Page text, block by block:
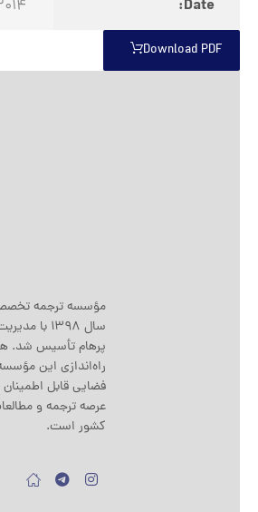
Date:
Download PDF
مؤسسه ترجمه
سال 1398 با
پرهام تأسیس شد.
راه‌اندازی این
فضایی قابل
عرصه ترجمه و
کشور است.